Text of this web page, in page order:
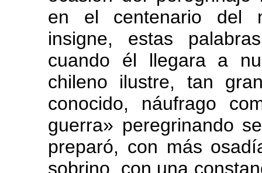
en el centenario del
insigne, estas
cuando él llegara a
chileno ilustre, tan
conocido, náufrago
guerra» peregrinando
preparó, con más
sobrino, con una